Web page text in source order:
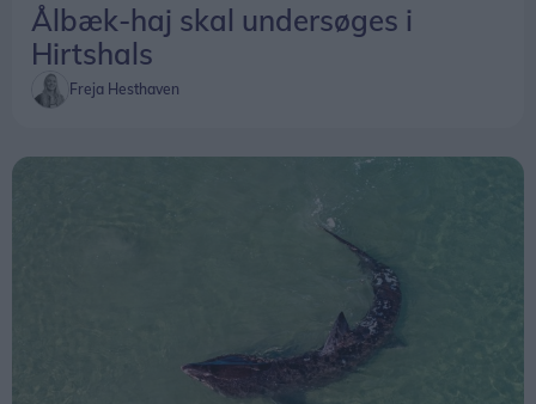
Ålbæk-haj skal undersøges i
Hirtshals
Freja Hesthaven